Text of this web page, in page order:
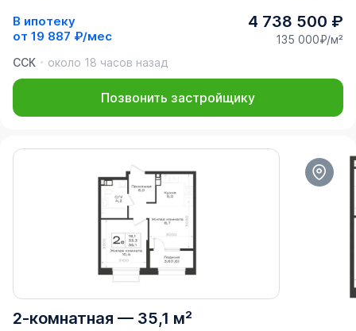
В ипотеку
от 19 887 ₽/мес
4 738 500 ₽
135 000₽/м²
ССК
около 18 часов назад
Позвонить застройщику
2-комнатная — 35,1 м²